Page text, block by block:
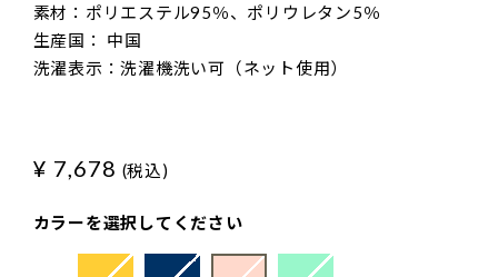
素材：ポリエステル95％、ポリウレタン5％
生産国： 中国
洗濯表示：洗濯機洗い可（ネット使用）
¥ 7,678 (税込)
カラーを選択してください